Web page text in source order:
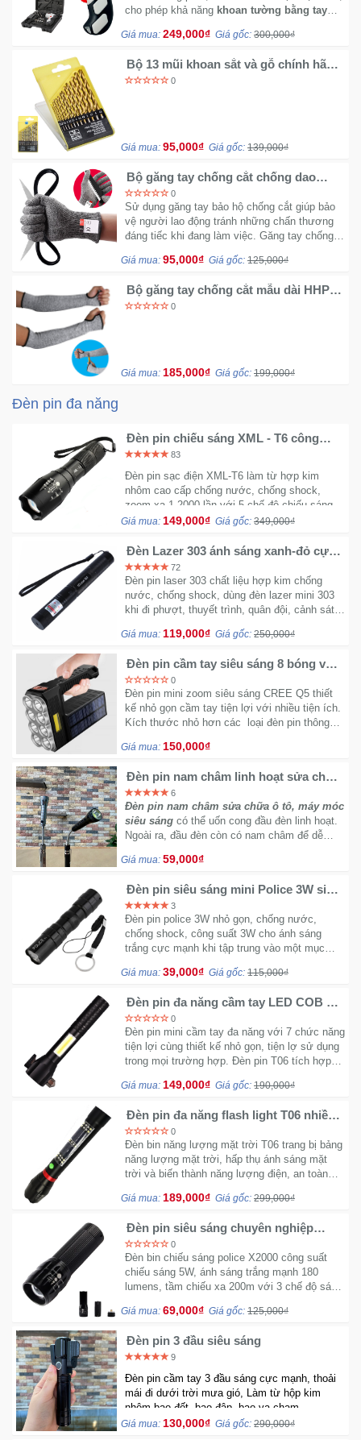
Cửa
Và
Sống
Máy
Tính
Văn
Phòng
Thiết
Massage
Ngoại
Tô
Xe
Máy
Voucher
cho phép khả năng khoan tường bằng tay
Giá mua: 249,000₫ Giá gốc: 300,000₫
Bộ 13 mũi khoan sắt và gỗ chính hãng
VOTO tiêu chuẩn thép HSS
0
Giá mua: 95,000₫ Giá gốc: 139,000₫
Bộ găng tay chống cắt chống dao
HHPE CKG3 - sợi thép không gỉ
0
Sử dụng găng tay bảo hộ chống cắt giúp bảo
vệ người lao động tránh những chấn thương
đáng tiếc khi đang làm việc. Găng tay chống
thao tác không vướng.
Giá mua: 95,000₫ Giá gốc: 125,000₫
Bộ găng tay chống cắt mẫu dài HHPE
CKG5 - An toàn cho cánh tay dài
0
Giá mua: 185,000₫ Giá gốc: 199,000₫
Đèn pin đa năng
Đèn pin chiếu sáng XML - T6 công
nghệ USA
83
Đèn pin sạc điện XML-T6 làm từ hợp kim
nhôm cao cấp chống nước, chống shock,
zoom xa 1-2000 lần với 5 chế độ chiếu sáng
Giá mua: 149,000₫ Giá gốc: 349,000₫
Đèn Lazer 303 ánh sáng xanh-đỏ cực
mạnh
72
Đèn pin laser 303 chất liệu hợp kim chống
nước, chống shock, dùng đèn lazer mini 303
khi đi phượt, thuyết trình, quân đội, cảnh sát,
Giá mua: 119,000₫ Giá gốc: 250,000₫
Đèn pin cầm tay siêu sáng 8 bóng và 4
chế độ sáng
0
Đèn pin mini zoom siêu sáng CREE Q5 thiết
kế nhỏ gọn cầm tay tiện lợi với nhiều tiện ích.
Kích thước nhỏ hơn các loại đèn pin thông
với 3 chế độ sáng.
Giá mua: 150,000₫
Đèn pin nam châm linh hoạt sửa chữa
soi ốc vít kiểm tra máy móc
6
Đèn pin nam châm sửa chữa ô tô, máy móc
siêu sáng có thể uốn cong đầu đèn linh hoạt.
Ngoài ra, đầu đèn còn có nam châm để dễ
Giá mua: 59,000₫
Đèn pin siêu sáng mini Police 3W siêu
nhỏ siêu sáng
3
Đèn pin police 3W nhỏ gọn, chống nước,
chống shock, công suất 3W cho ánh sáng
trắng cực mạnh khi tập trung vào một mục
Giá mua: 39,000₫ Giá gốc: 115,000₫
Đèn pin đa năng cầm tay LED COB T6
có búa cứu hộ
0
Đèn pin mini cầm tay đa năng với 7 chức năng
tiện lợi cùng thiết kế nhỏ gọn, tiện lợ sử dụng
trong mọi trường hợp. Đèn pin T06 tích hợp
Giá mua: 149,000₫ Giá gốc: 190,000₫
Đèn pin đa năng flash light T06 nhiều
chế độ sáng có còi hú
0
Đèn bin năng lượng mặt trời T06 trang bị bảng
năng lượng mặt trời, hấp thụ ánh sáng mặt
trời và biến thành năng lượng điện, an toàn
Giá mua: 189,000₫ Giá gốc: 299,000₫
Đèn pin siêu sáng chuyên nghiệp
Police X2000 - Thiết kế nhỏ gọn
0
Đèn bin chiếu sáng police X2000 công suất
chiếu sáng 5W, ánh sáng trắng mạnh 180
lumens, tầm chiếu xa 200m với 3 chế độ sáng
Giá mua: 69,000₫ Giá gốc: 125,000₫
Đèn pin 3 đầu siêu sáng
9
Đèn pin cầm tay 3 đầu sáng cực mạnh, thoải
mái đi dưới trời mưa gió, Làm từ hộp kim
nhôm bao đốt, bao đập, bao va chạm.
Giá mua: 130,000₫ Giá gốc: 290,000₫